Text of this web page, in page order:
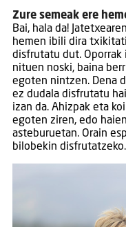
Zure semeak ere
Bai, hala da!
hemen ibili dira
disfrutatu dut. Oporrak
nituen noski, baina
egoten nintzen. Dena
ez dudala disfrutatu
izan da. Ahizpak eta
egoten ziren, edo
asteburuetan. Orain
bilobekin disfrutatzeko.